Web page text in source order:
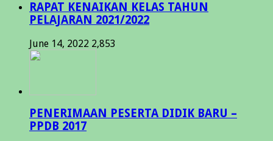
RAPAT KENAIKAN KELAS TAHUN
PELAJARAN 2021/2022
June 14, 2022 2,853
PENERIMAAN PESERTA DIDIK BARU –
PPDB 2017